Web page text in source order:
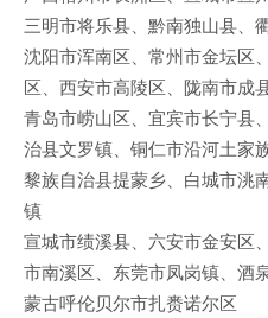
三明市将乐县、黔南独山县、
沈阳市浑南区、常州市金坛区
区、西安市高陵区、陇南市成
青岛市崂山区、宜宾市长宁县
治县文罗镇、铜仁市沿河土家
黎族自治县提蒙乡、白城市洮
镇
宣城市绩溪县、六安市金安区
市南溪区、东莞市凤岗镇、酒
蒙古呼伦贝尔市扎赉诺尔区